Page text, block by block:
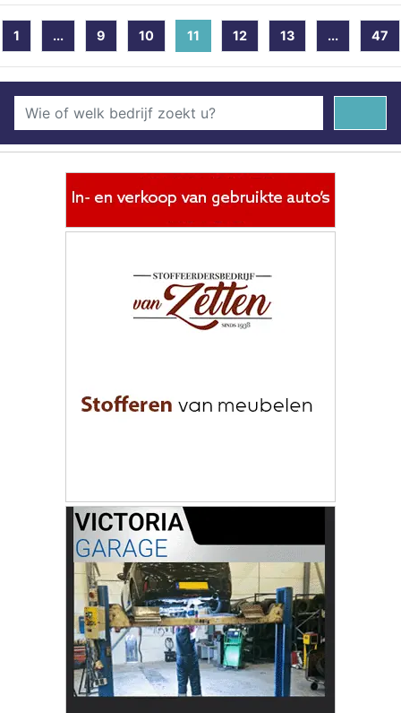
1 ... 9 10 11 (current)
12 13 ... 47